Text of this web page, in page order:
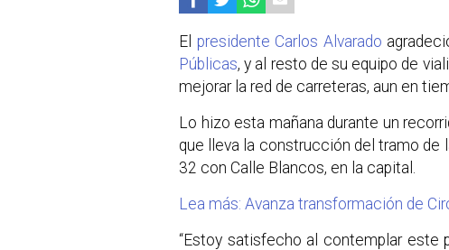
El presidente Carlos Alvarado
Públicas, y al resto de su equipo de
mejorar la red de carreteras, aun en
Lo hizo esta mañana durante un
que lleva la construcción del tramo de
32 con Calle Blancos, en la capital.
Lea más: Avanza transformación de
“Estoy satisfecho al contemplar este